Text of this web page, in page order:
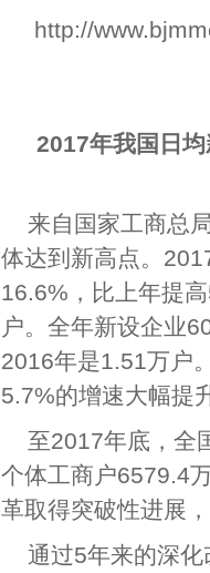
http://
2017年我国日
来自国家工商总
体达到新高点。
16.6%，比上年提
户。全年新设企业
2016年是1.51万户
5.7%的增速大幅提
至2017年底，全
个体工商户6579.4
革取得突破性进展
通过5年来的深